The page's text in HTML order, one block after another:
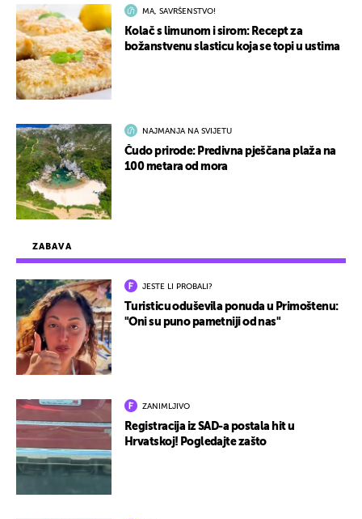
ZABAVA
JESTE LI PROBALI?
Turisticu oduševila ponuda u Primoštenu:
"Oni su puno pametniji od nas"
ZANIMLJIVO
Registracija iz SAD-a postala hit u
Hrvatskoj! Pogledajte zašto
MA, SAVRŠENSTVO!
Kolač s limunom i sirom: Recept za
božanstvenu slasticu koja se topi u ustima
NAJMANJA NA SVIJETU
Čudo prirode: Predivna pješčana plaža na
100 metara od mora